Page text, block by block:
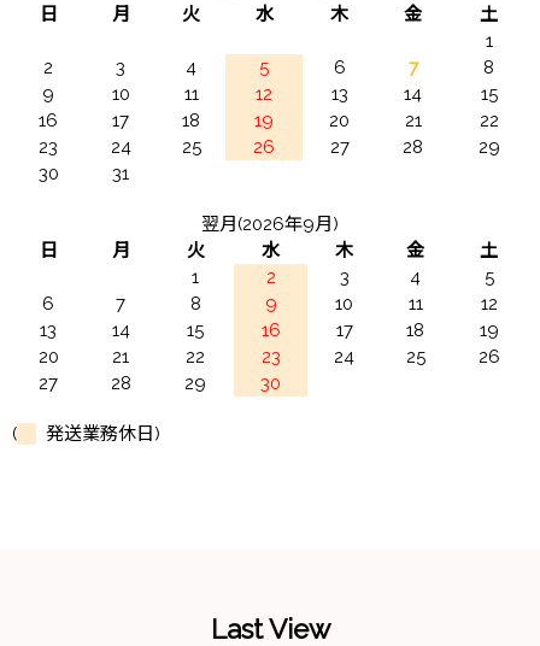
日
月 火 水 木 金
土
1
2
3 4 5 6 7
8
9
10 11 12 13 14
15
16
17 18 19 20 21
22
23
24 25 26 27 28
29
30
31
翌月(2026年9月)
日
月 火 水 木 金
土
1
2 3 4
5
6
7 8 9 10 11
12
13
14 15 16 17 18
19
20
21 22 23 24 25
26
27
28 29 30
( 発送業務休日)
Last View